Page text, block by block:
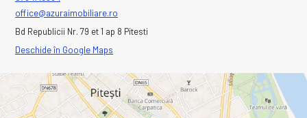
office@azuraimobiliare.ro
Bd Republicii Nr. 79 et 1 ap 8 Pitesti
Deschide în Google Maps